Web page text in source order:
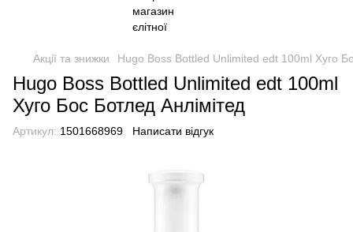
Акції та знижки Hugo Boss Bottled Unlimited edt 100ml Хуго
Hugo Boss Bottled Unlimited edt 100ml
Хуго Бос Ботлед Анлімітед
Артикул: 1501668969 Написати відгук